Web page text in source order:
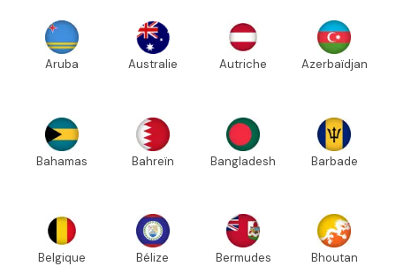
Aruba Australie Autriche Azerbaïdjan
Bahamas Bahreïn Bangladesh Barbade
Belgique Bélize Bermudes Bhoutan